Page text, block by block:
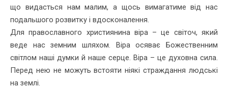
що видасться нам малим, а щось вимагатиме від нас
подальшого розвитку і вдосконалення.
Для православного християнина віра – це світоч, який
веде нас земним шляхом. Віра осяває Божественним
світлом наші думки й наше серце. Віра – це духовна сила.
Перед нею не можуть встояти ніякі страждання людські
на землі.